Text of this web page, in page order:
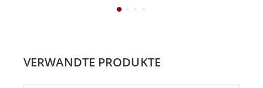
VERWANDTE PRODUKTE